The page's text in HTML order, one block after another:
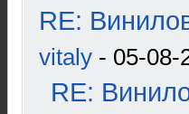
RE:
vitaly - 05-08-
RE: